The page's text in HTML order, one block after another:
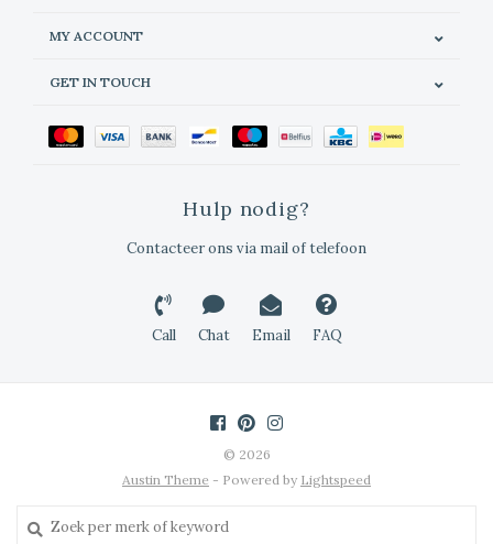
MY ACCOUNT
GET IN TOUCH
Hulp nodig?
Contacteer ons via mail of telefoon
Call Chat Email FAQ
© 2026
Austin Theme - Powered by Lightspeed